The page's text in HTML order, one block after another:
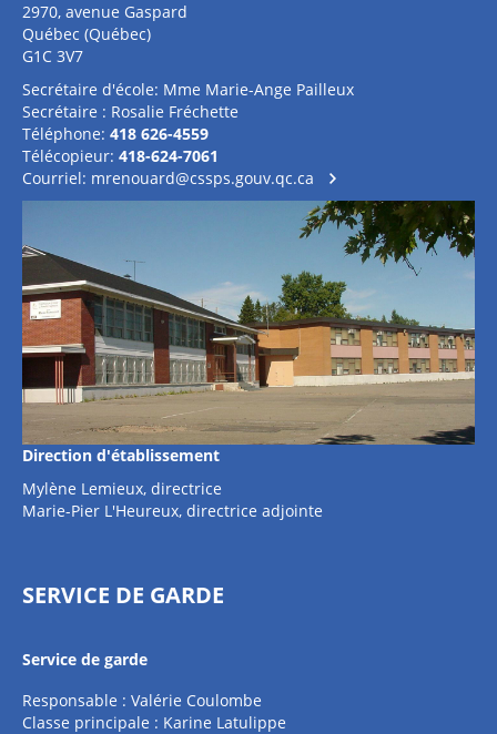
2970, avenue Gaspard
Québec (Québec)
G1C 3V7
Secrétaire d'école: Mme Marie-Ange Pailleux
Secrétaire : Rosalie Fréchette
Téléphone: 418 626-4559
Télécopieur: 418-624-7061
Courriel: mrenouard@cssps.gouv.qc.ca
Direction d'établissement
Mylène Lemieux, directrice
Marie-Pier L'Heureux, directrice adjointe
SERVICE DE GARDE
Service de garde
Responsable : Valérie Coulombe
Classe principale : Karine Latulippe